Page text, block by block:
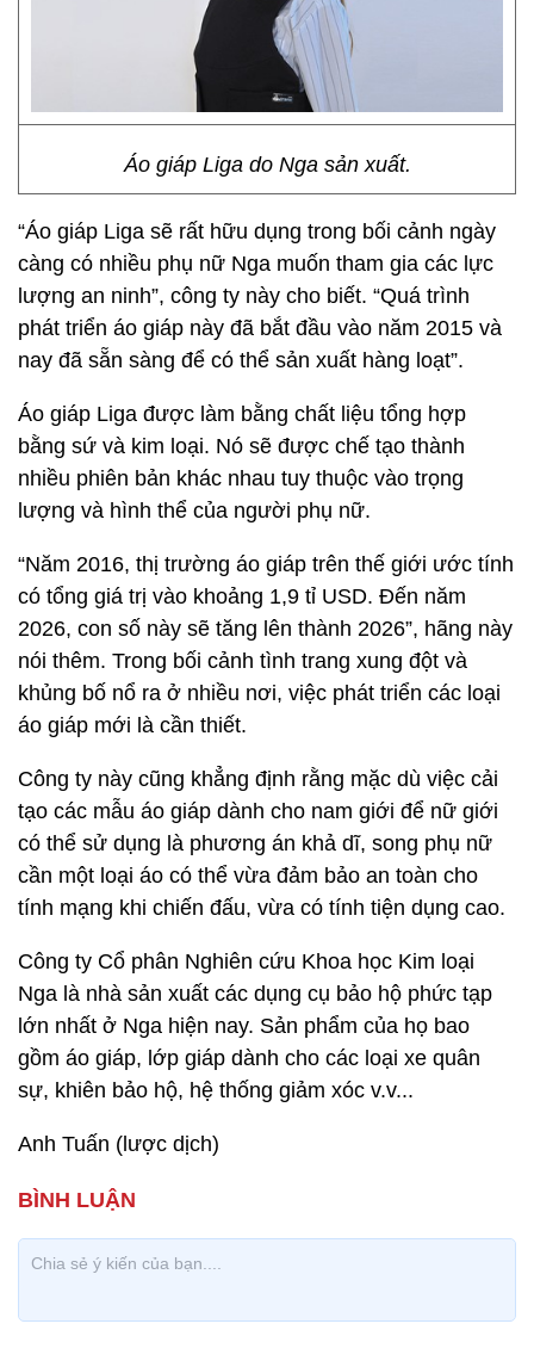
Áo giáp Liga do Nga sản xuất.
“Áo giáp Liga sẽ rất hữu dụng trong bối cảnh ngày
càng có nhiều phụ nữ Nga muốn tham gia các lực
lượng an ninh”, công ty này cho biết. “Quá trình
phát triển áo giáp này đã bắt đầu vào năm 2015 và
nay đã sẵn sàng để có thể sản xuất hàng loạt”.
Áo giáp Liga được làm bằng chất liệu tổng hợp
bằng sứ và kim loại. Nó sẽ được chế tạo thành
nhiều phiên bản khác nhau tuy thuộc vào trọng
lượng và hình thể của người phụ nữ.
“Năm 2016, thị trường áo giáp trên thế giới ước tính
có tổng giá trị vào khoảng 1,9 tỉ USD. Đến năm
2026, con số này sẽ tăng lên thành 2026”, hãng này
nói thêm. Trong bối cảnh tình trang xung đột và
khủng bố nổ ra ở nhiều nơi, việc phát triển các loại
áo giáp mới là cần thiết.
Công ty này cũng khẳng định rằng mặc dù việc cải
tạo các mẫu áo giáp dành cho nam giới để nữ giới
có thể sử dụng là phương án khả dĩ, song phụ nữ
cần một loại áo có thể vừa đảm bảo an toàn cho
tính mạng khi chiến đấu, vừa có tính tiện dụng cao.
Công ty Cổ phân Nghiên cứu Khoa học Kim loại
Nga là nhà sản xuất các dụng cụ bảo hộ phức tạp
lớn nhất ở Nga hiện nay. Sản phẩm của họ bao
gồm áo giáp, lớp giáp dành cho các loại xe quân
sự, khiên bảo hộ, hệ thống giảm xóc v.v...
Anh Tuấn (lược dịch)